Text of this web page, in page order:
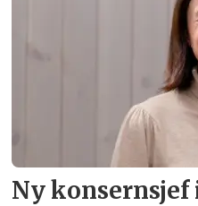
Ny konsern­sjef